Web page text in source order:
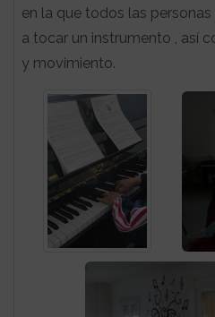
en la que todos las
a tocar un instrumento , así
y movimiento.